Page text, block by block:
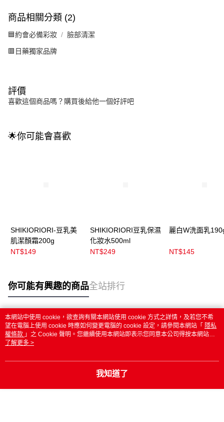
商品相關分類 (2)
🟦約會必備彩妝 臉部清潔
🟥日藥獨家品牌
評價
喜歡這個商品嗎？購買後給他一個好評吧
🌟你可能會喜歡
SHIKIORIORI-豆乳美
肌潔顏霜200g
NT$149
SHIKIORIORI豆乳保濕
化妝水500ml
NT$249
麗白W洗面乳
NT$145
你可能有興趣的商品全站排行
熱門標籤
本網站中使用 cookie，欲查詢有關本網站使用 cookie 方式之詳情，及若您不希
望在電腦上使用 cookie 時應如何變更電腦的 cookie 設定，請參閱本網站「 隱私
權條款 」之 Cookie 聲明。您繼續使用本網站即表示您同意本公司得按本網站使
用條款之 Cookie 聲明使用 cookie。
了解更多 >
我知道了